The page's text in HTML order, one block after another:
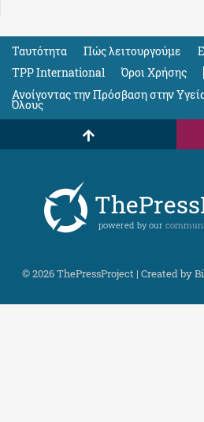
Ταυτότητα Πώς λειτουργούμε
TPP International
Όροι Χρήσης
Ανοίγοντας την Πρόσβαση στην
Όλους
powered by our
© 2026 ThePressProject | Created by